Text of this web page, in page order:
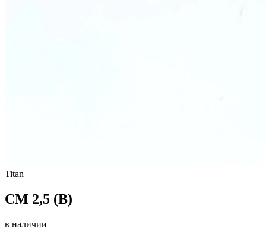
Titan
CM 2,5 (B)
в наличии